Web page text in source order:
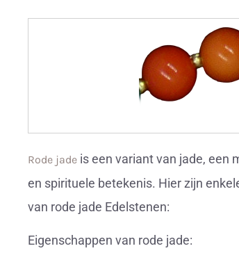
Rode jade is een variant van jade, een
en spirituele betekenis. Hier zijn
van rode jade Edelstenen:
Eigenschappen van rode jade: